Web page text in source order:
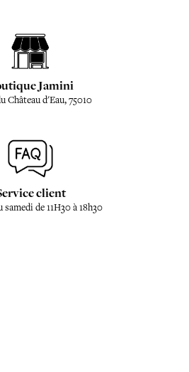
Jamini
Château d'Eau, 75010
client
de 11H30 à 18h30